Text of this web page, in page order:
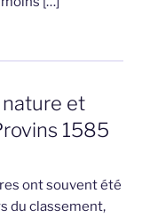
et
1585
ont souvent été
du classement,